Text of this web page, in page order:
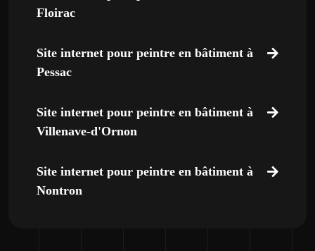
Floirac
Site internet pour peintre en bâtiment à
Pessac
Site internet pour peintre en bâtiment à
Villenave-d'Ornon
Site internet pour peintre en bâtiment à
Nontron